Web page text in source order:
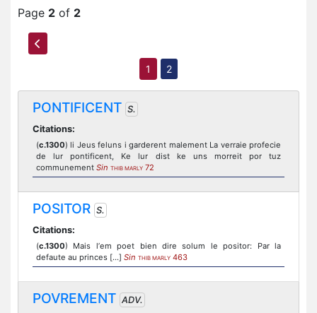
Page 2 of 2
1 2
PONTIFICENT S.
Citations:
(c.1300) li Jeus feluns i garderent malement La verraie profecie
de lur pontificent, Ke lur dist ke uns morreit por tuz
communement Sin THIB MARLY 72
POSITOR S.
Citations:
(c.1300) Mais l’еm poet bien dire solum le positor: Par la
defaute au princes [...] Sin THIB MARLY 463
POVREMENT ADV.